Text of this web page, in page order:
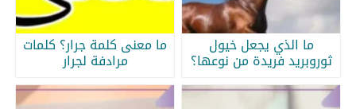
ما الذي يجعل خيول
ثوروبريد فريدة من نوعها؟
ما معنى كلمة جرار؟ كلمات
مرادفة لجرار